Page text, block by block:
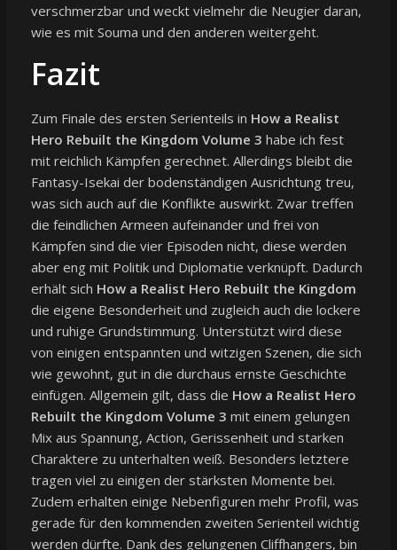
verschmerzbar und weckt vielmehr die Neugier daran,
wie es mit Souma und den anderen weitergeht.
Fazit
Zum Finale des ersten Serienteils in How a Realist
Hero Rebuilt the Kingdom Volume 3 habe ich fest
mit reichlich Kämpfen gerechnet. Allerdings bleibt die
Fantasy-Isekai der bodenständigen Ausrichtung treu,
was sich auch auf die Konflikte auswirkt. Zwar treffen
die feindlichen Armeen aufeinander und frei von
Kämpfen sind die vier Episoden nicht, diese werden
aber eng mit Politik und Diplomatie verknüpft. Dadurch
erhält sich How a Realist Hero Rebuilt the Kingdom
die eigene Besonderheit und zugleich auch die lockere
und ruhige Grundstimmung. Unterstützt wird diese
von einigen entspannten und witzigen Szenen, die sich
wie gewohnt, gut in die durchaus ernste Geschichte
einfügen. Allgemein gilt, dass die How a Realist Hero
Rebuilt the Kingdom Volume 3 mit einem gelungen
Mix aus Spannung, Action, Gerissenheit und starken
Charaktere zu unterhalten weiß. Besonders letztere
tragen viel zu einigen der stärksten Momente bei.
Zudem erhalten einige Nebenfiguren mehr Profil, was
gerade für den kommenden zweiten Serienteil wichtig
werden dürfte. Dank des gelungenen Cliffhangers, bin